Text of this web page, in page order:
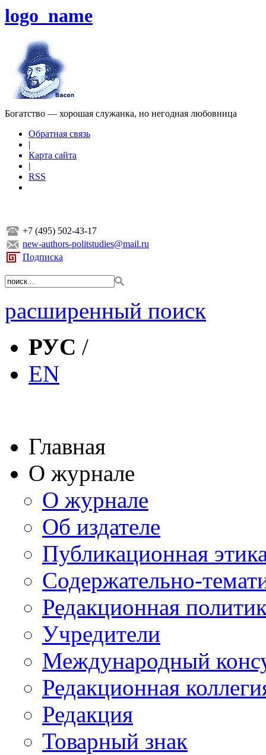
logo_name
Богатство — хорошая служанка, но негодная любовница
Обратная связь
|
Карта сайта
|
RSS
+7 (495) 502-43-17
new-authors-politstudies@mail.ru
Подписка
расширенный поиск
РУС /
EN
Главная
О журнале
О журнале
Об издателе
Публикационная
Содержательно-
Редакционная
Учредители
Международный
Редакционная
Редакция
Товарный знак